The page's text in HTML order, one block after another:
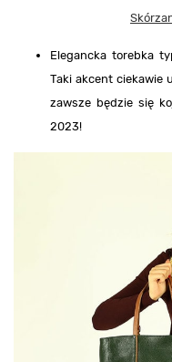
Elegancka torebka
Taki akcent ciekawie
zawsze będzie się
2023!